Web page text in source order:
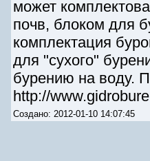
может
почв, блоком для
комплектация
для "сухого"
бурению на воду.
http://
Создано: 2012-01-10 14:07:45